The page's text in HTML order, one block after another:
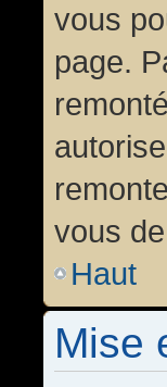
vous
page.
vous
Haut
Mise